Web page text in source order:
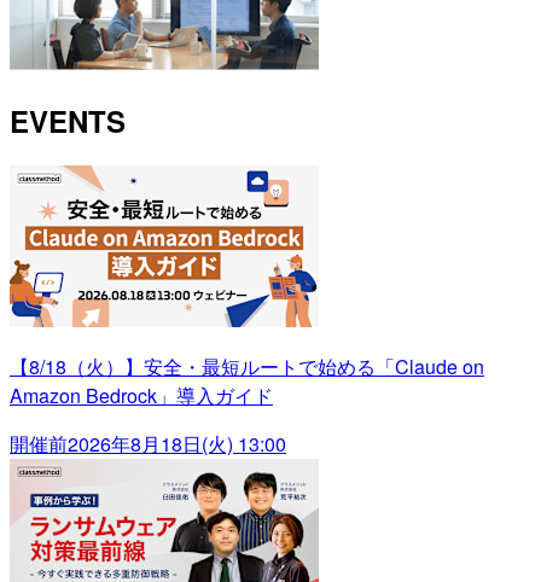
EVENTS
【8/18（火）】安全・最短ルートで始める「Claude on
Amazon Bedrock」導入ガイド
開催前2026年8月18日(火) 13:00